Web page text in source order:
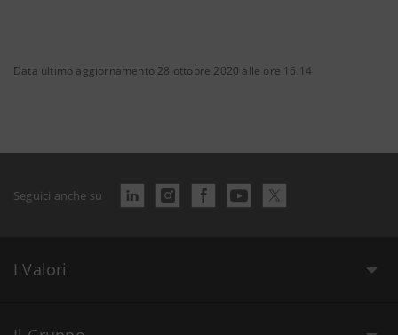
Data ultimo aggiornamento 28 ottobre 2020 alle ore 16:14
Seguici anche su
I Valori